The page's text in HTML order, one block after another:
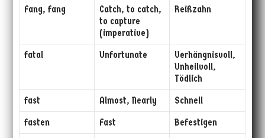
Fang, fang
Catch, to catch,
to capture
(imperative)
Reißzahn
fatal Unfortunate
Verhängnisvoll,
Unheilvoll,
Tödlich
fast
Almost, Nearly
Schnell
fasten
Fast
Befestigen